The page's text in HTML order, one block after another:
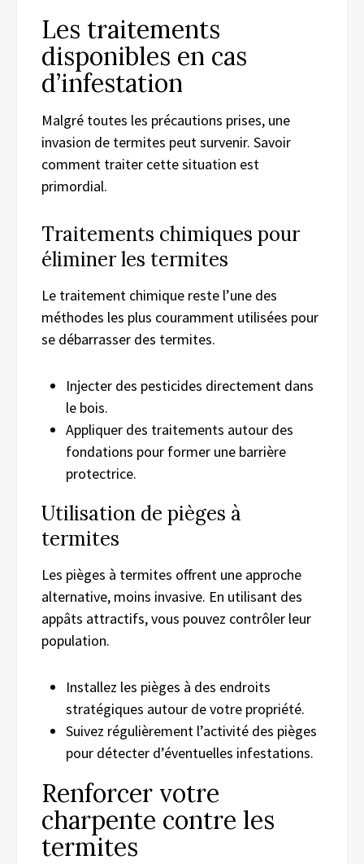
Les traitements
disponibles en cas
d’infestation
Malgré toutes les précautions prises, une
invasion de termites peut survenir. Savoir
comment traiter cette situation est
primordial.
Traitements chimiques pour
éliminer les termites
Le traitement chimique reste l’une des
méthodes les plus couramment utilisées pour
se débarrasser des termites.
Injecter des pesticides directement dans
le bois.
Appliquer des traitements autour des
fondations pour former une barrière
protectrice.
Utilisation de pièges à
termites
Les pièges à termites offrent une approche
alternative, moins invasive. En utilisant des
appâts attractifs, vous pouvez contrôler leur
population.
Installez les pièges à des endroits
stratégiques autour de votre propriété.
Suivez régulièrement l’activité des pièges
pour détecter d’éventuelles infestations.
Renforcer votre
charpente contre les
termites